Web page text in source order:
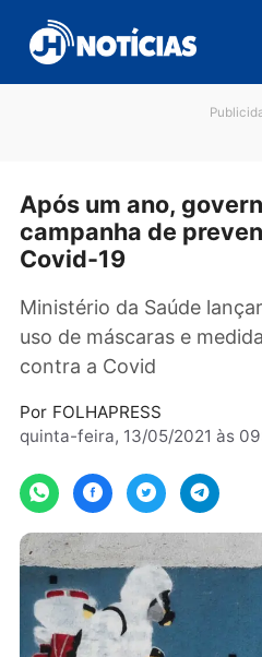
para
conteúdo
Após um ano,
campanha de
Ministério da Saúde
uso de máscaras e
contra a Covid
quinta-feira, 13/05/2021 às